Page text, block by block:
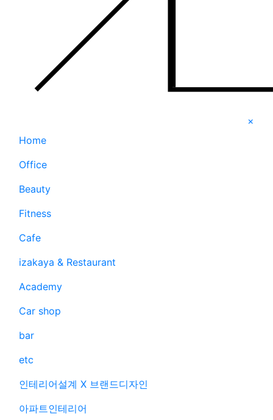
×
Home
Office
Beauty
Fitness
Cafe
izakaya & Restaurant
Academy
Car shop
bar
etc
인테리어설계 X 브랜드디자인
아파트인테리어